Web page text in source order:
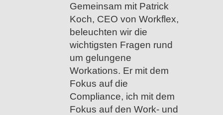
Gemeinsam mit Patrick
Koch, CEO von Workflex,
beleuchten wir die
wichtigsten Fragen rund
um gelungene
Workations. Er mit dem
Fokus auf die
Compliance, ich mit dem
Fokus auf den Work- und